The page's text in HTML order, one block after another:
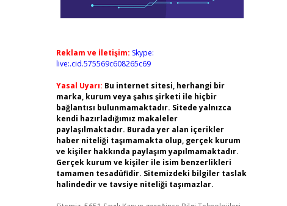
Reklam ve İletişim: Skype:
live:.cid.575569c608265c69
Yasal Uyarı: Bu internet sitesi, herhangi bir
marka, kurum veya şahıs şirketi ile hiçbir
bağlantısı bulunmamaktadır. Sitede yalnızca
kendi hazırladığımız makaleler
paylaşılmaktadır. Burada yer alan içerikler
haber niteliği taşımamakta olup, gerçek kurum
ve kişiler hakkında paylaşım yapılmamaktadır.
Gerçek kurum ve kişiler ile isim benzerlikleri
tamamen tesadüfidir. Sitemizdeki bilgiler taslak
halindedir ve tavsiye niteliği taşımazlar.